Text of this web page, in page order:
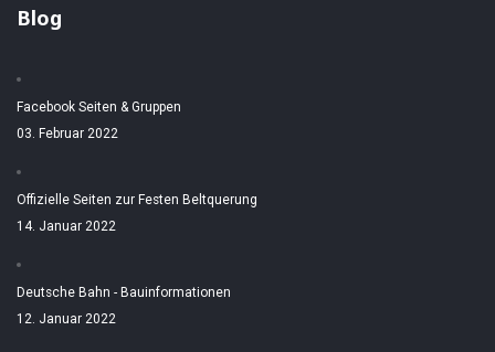
Blog
Facebook Seiten & Gruppen
03. Februar 2022
Offizielle Seiten zur Festen Beltquerung
14. Januar 2022
Deutsche Bahn - Bauinformationen
12. Januar 2022